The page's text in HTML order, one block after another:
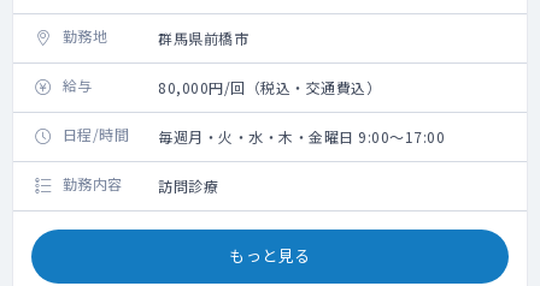
勤務地 群馬県前橋市
給与 80,000円/回（税込・交通費込）
日程/時間 毎週月・火・水・木・金曜日 9:00～17:00
勤務内容 訪問診療
もっと見る